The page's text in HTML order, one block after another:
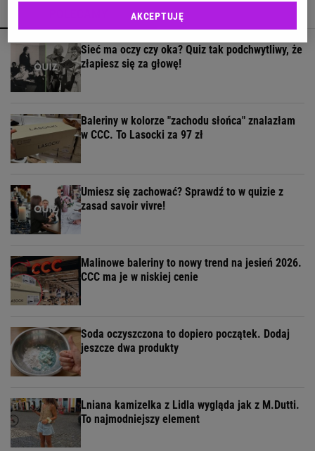
Sieć ma oczy czy oka? Quiz tak podchwytliwy, że
złapiesz się za głowę!
Baleriny w kolorze "zachodu słońca" znalazłam
w CCC. To Lasocki za 97 zł
Umiesz się zachować? Sprawdź to w quizie z
zasad savoir vivre!
Malinowe baleriny to nowy trend na jesień 2026.
CCC ma je w niskiej cenie
Soda oczyszczona to dopiero początek. Dodaj
jeszcze dwa produkty
Lniana kamizelka z Lidla wygląda jak z M.Dutti.
To najmodniejszy element
AKCEPTUJĘ